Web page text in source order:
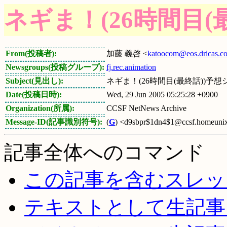
ネギま！(26時間目(
From(投稿者): 加藤 義啓 <
Newsgroups(投稿グループ): fj.rec.animation
Subject(見出し):
ネギま！(26時間目(最終話))予想
Date(投稿日時):
Wed, 29 Jun 2005 05:25:28 +0900
Organization(所属):
CCSF NetNews Archive
Message-ID(記事識別符号): (G)
記事全体へのコマンド
この記事を含むスレ
テキストとして生記